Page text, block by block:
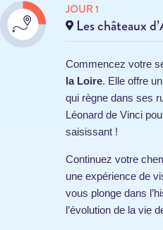
JOUR 1
Les châteaux
Commencez votre
la Loire. Elle offre un
qui règne dans ses
Léonard de Vinci
saisissant !
Continuez votre
une expérience de
vous plonge dans
l’évolution de la vie